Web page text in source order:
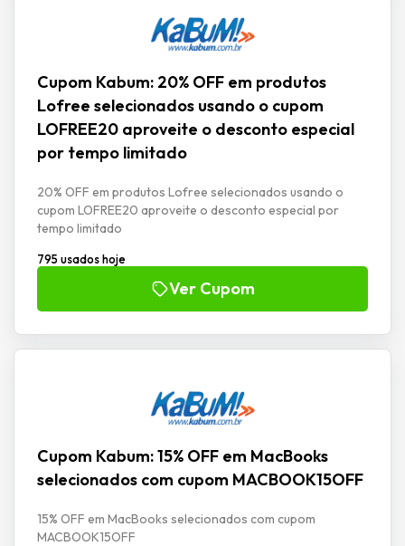
Cupom Kabum: 20% OFF em produtos
Lofree selecionados usando o cupom
LOFREE20 aproveite o desconto especial
por tempo limitado
20% OFF em produtos Lofree selecionados usando o
cupom LOFREE20 aproveite o desconto especial por
tempo limitado
795 usados hoje
Ver Cupom
Cupom Kabum: 15% OFF em MacBooks
selecionados com cupom MACBOOK15OFF
15% OFF em MacBooks selecionados com cupom
MACBOOK15OFF